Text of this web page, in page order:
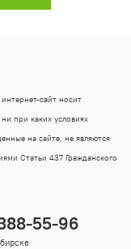
55-96
сайт носит
при каких условиях
на сайте, не являются
Статьи 437 Гражданского